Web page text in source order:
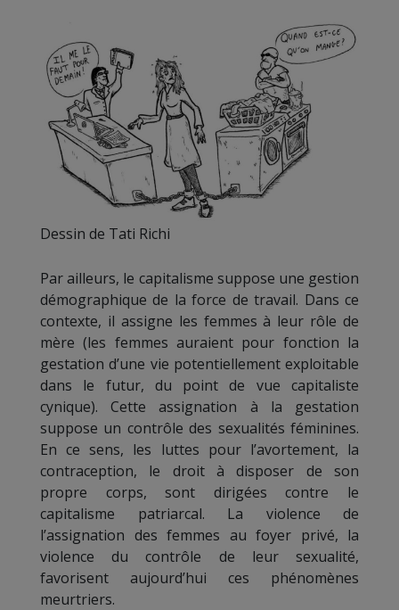
Dessin de Tati Richi
Par ailleurs, le capitalisme suppose une gestion
démographique de la force de travail. Dans ce
contexte, il assigne les femmes à leur rôle de
mère (les femmes auraient pour fonction la
gestation d’une vie potentiellement exploitable
dans le futur, du point de vue capitaliste
cynique). Cette assignation à la gestation
suppose un contrôle des sexualités féminines.
En ce sens, les luttes pour l’avortement, la
contraception, le droit à disposer de son
propre corps, sont dirigées contre le
capitalisme patriarcal. La violence de
l’assignation des femmes au foyer privé, la
violence du contrôle de leur sexualité,
favorisent aujourd’hui ces phénomènes
meurtriers.